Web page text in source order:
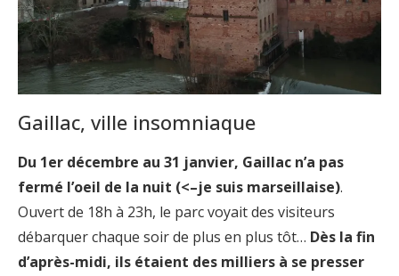
Gaillac, ville insomniaque
Du 1er décembre au 31 janvier, Gaillac n’a pas
fermé l’oeil de la nuit (<–je suis marseillaise).
Ouvert de 18h à 23h, le parc voyait des visiteurs
débarquer chaque soir de plus en plus tôt… Dès la fin
d’après-midi, ils étaient des milliers à se presser